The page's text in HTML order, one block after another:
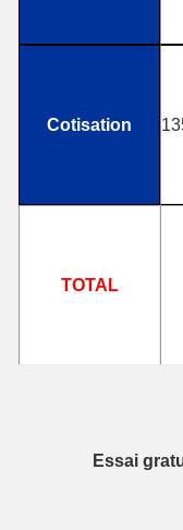
Cotisation
TOTAL
Essai